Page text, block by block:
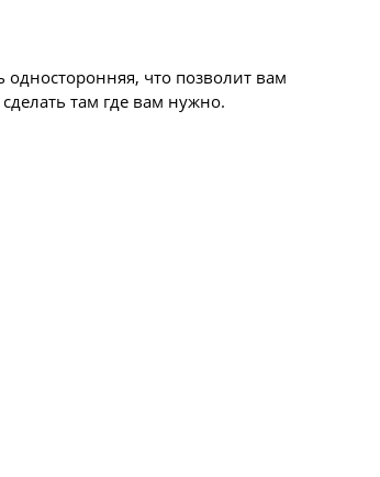
что позволит вам
там где вам нужно.